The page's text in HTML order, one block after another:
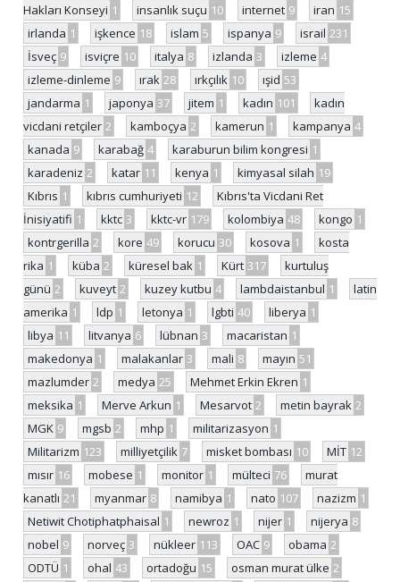
Hakları Konseyi 1 insanlık suçu 10 internet 9 iran 15
irlanda 1 işkence 18 islam 5 ispanya 9 israil 231
İsveç 9 isviçre 10 italya 8 izlanda 3 izleme 4
izleme-dinleme 9 ırak 28 ırkçılık 10 ışid 53
jandarma 1 japonya 37 jitem 1 kadın 101
kadın
vicdani retçiler 2 kamboçya 2 kamerun 1 kampanya 4
kanada 9 karabağ 4 karaburun bilim kongresi 1
karadeniz 2 katar 11 kenya 1 kimyasal silah 19
Kıbrıs 1 kıbrıs cumhuriyeti 12
Kıbrıs'ta Vicdani Ret
İnisiyatifi 1 kktc 3 kktc-vr 179 kolombiya 48 kongo 1
kontrgerilla 2 kore 49 korucu 30 kosova 1
kosta
rika 1 küba 2 küresel bak 1 Kürt 317
kurtuluş
günü 2 kuveyt 2 kuzey kutbu 4 lambdaistanbul 1
latin
amerika 1 ldp 1 letonya 1 lgbti 40 liberya 1
libya 11 litvanya 6 lübnan 3 macaristan 1
makedonya 1 malakanlar 3 mali 8 mayın 51
mazlumder 2 medya 25 Mehmet Erkin Ekren 1
meksika 1 Merve Arkun 1 Mesarvot 2 metin bayrak 2
MGK 9 mgsb 2 mhp 1 militarizasyon 1
Militarizm 123 milliyetçilik 7 misket bombası 10 MİT 12
mısır 16 mobese 1 monitor 1 mülteci 76
murat
kanatlı 21 myanmar 8 namibya 1 nato 107 nazizm 1
Netiwit Chotiphatphaisal 1 newroz 1 nijer 1 nijerya 8
nobel 9 norveç 3 nükleer 113 OAC 9 obama 2
ODTÜ 1 ohal 43 ortadoğu 15 osman murat ülke 2